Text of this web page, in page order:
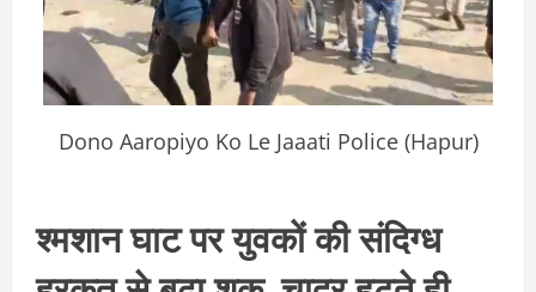
Dono Aaropiyo Ko Le Jaaati Police (Hapur)
श्मशान घाट पर युवकों की संदिग्ध